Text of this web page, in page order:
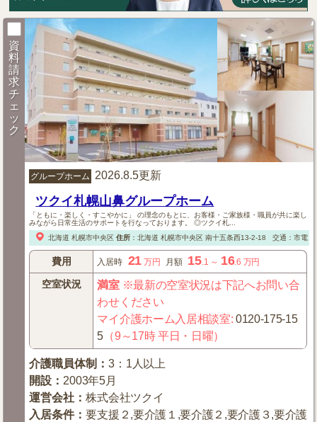
資
料
請
求
チ
ェ
ッ
ク
グループホーム 2026.8.5更新
ツクイ札幌山鼻グループホーム
「ともに・楽しく・すこやかに」 の理念のもとに、お客様・ご家族様・職員が共に楽し
みながら日常生活のサポートを行なっております。 ◎ツクイ札...
北海道 札幌市中央区 住所： 北海道 札幌市中央区南十五条西13-2-18 交通：市電「
費用 入居時 21 万円 月額 15.1 ～ 16.6 万円
空室状況 満室※最新の空室状況は下記へお問い合
わせください
マイ介護ホーム入居相談室:0120-175-15
5 （9～17時 平日・日曜）
介護職員体制 ：3：1人以上
開設 ： 2003年5月
運営会社 ：株式会社ツクイ
入居条件：要支援２,要介護１,要介護２,要介護３,要介護